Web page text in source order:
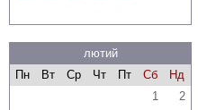
лютий
Пн
Вт Ср Чт Пт Сб
Нд
1
2